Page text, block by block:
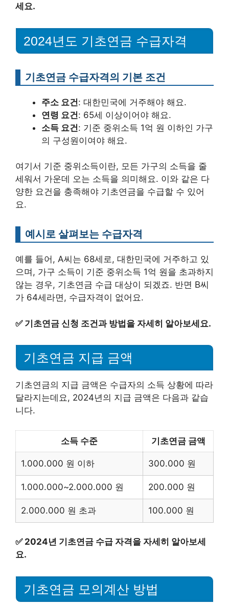
세요.
2024년도 기초연금 수급자격
기초연금 수급자격의 기본 조건
주소 요건: 대한민국에 거주해야 해요.
연령 요건: 65세 이상이어야 해요.
소득 요건: 기준 중위소득 1억 원 이하인 가구
의 구성원이여야 해요.
여기서 기준 중위소득이란, 모든 가구의 소득을 줄
세워서 가운데 오는 소득을 의미해요. 이와 같은 다
양한 요건을 충족해야 기초연금을 수급할 수 있어
요.
예시로 살펴보는 수급자격
예를 들어, A씨는 68세로, 대한민국에 거주하고 있
으며, 가구 소득이 기준 중위소득 1억 원을 초과하지
않는 경우, 기초연금 수급 대상이 되겠죠. 반면 B씨
가 64세라면, 수급자격이 없어요.
✅ 기초연금 신청 조건과 방법을 자세히 알아보세요.
기초연금 지급 금액
기초연금의 지급 금액은 수급자의 소득 상황에 따라
달라지는데요, 2024년의 지급 금액은 다음과 같습
니다.
소득 수준 기초연금 금액
1.000.000 원 이하 300.000 원
1.000.000~2.000.000 원 200.000 원
2.000.000 원 초과 100.000 원
✅ 2024년 기초연금 수급 자격을 자세히 알아보세
요.
기초연금 모의계산 방법